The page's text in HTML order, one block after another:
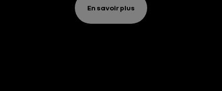
En savoir plus